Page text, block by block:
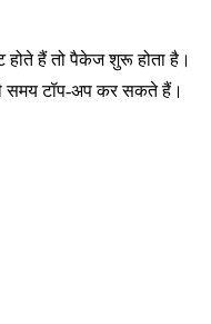
हैं तो पैकेज शुरू होता है।
समय टॉप-अप कर सकते हैं।